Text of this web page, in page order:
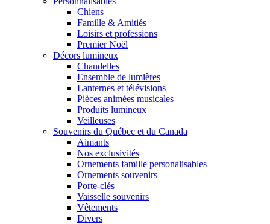
Chiens
Famille & Amitiés
Loisirs et professions
Premier Noël
Décors lumineux
Chandelles
Ensemble de lumières
Lanternes et télévisions
Pièces animées musicales
Produits lumineux
Veilleuses
Souvenirs du Québec et du Canada
Aimants
Nos exclusivités
Ornements famille personalisables
Ornements souvenirs
Porte-clés
Vaisselle souvenirs
Vêtements
Divers